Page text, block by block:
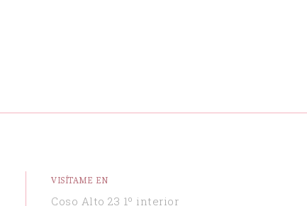
VISÍTAME EN
Coso Alto 23 1º interior